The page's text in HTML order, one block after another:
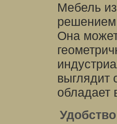
Мебель
решением
Она
выглядит
обладает